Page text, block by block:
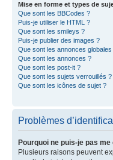
Mise en forme et types de
Que sont les BBCodes ?
Puis-je utiliser le HTML ?
Que sont les smileys ?
Puis-je publier des images ?
Que sont les annonces globales
Que sont les annonces ?
Que sont les post-it ?
Que sont les sujets verrouillés ?
Que sont les icônes de sujet ?
Problèmes
Pourquoi ne puis-je pas
Plusieurs raisons peuvent